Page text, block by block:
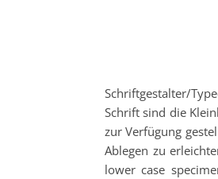
Schriftgestalter/
Schrift sind die
zur Verfügung
Ablegen zu
lower case